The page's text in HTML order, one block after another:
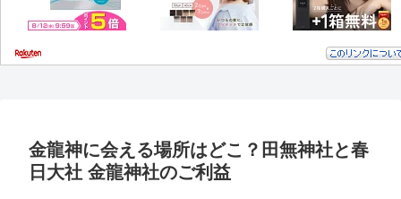
金龍神に会える場所はどこ？田無神社と春
日大社 金龍神社のご利益